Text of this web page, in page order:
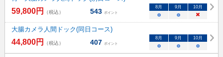
59,800円 （税込） 543 ポイント
8 月 9 月 10月
○ ○ ×
大腸カメラ人間ドック(同日コース)
44,800円 （税込） 407 ポイント
8 月 9 月 10月
○ ○ ○